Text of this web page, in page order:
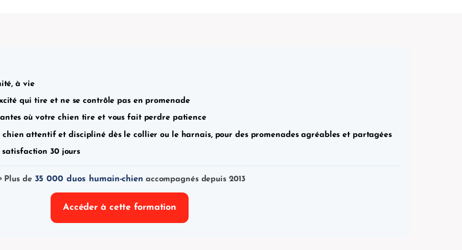
à vie
qui tire et ne se contrôle pas en promenade
où votre chien tire et vous fait perdre patience
attentif et discipliné dès le collier ou le harnais, pour des promenades agréables et partagées
satisfaction 30 jours
Plus de 35 000 duos humain-chien accompagnés depuis 2013
Accéder à cette formation